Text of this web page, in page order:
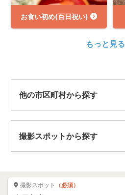
お食い初め(百日祝い)
もっと見る
他の市区町村から探す
撮影スポットから探す
撮影スポット （必須）